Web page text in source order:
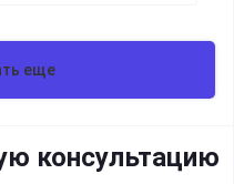
еще
консультацию